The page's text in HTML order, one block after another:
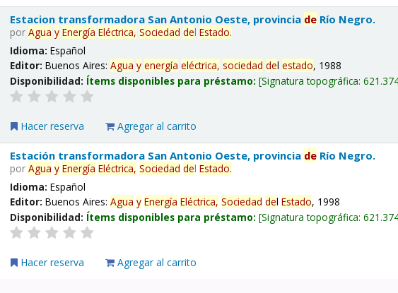
Estacion transformadora San Antonio Oeste, provincia de Río Negro.
porAgua y Energía Eléctrica, Sociedad delEstado.
Idioma:Español
Editor:Buenos Aires:Agua y energía eléctrica, sociedad delestado, 1988
Disponibilidad: Ítems disponibles para préstamo: Signatura topográfica:
Hacer reserva Agregar al carrito
Estación transformadora San Antonio Oeste, provincia de Río Negro.
porAgua y Energía Eléctrica, Sociedad delEstado.
Idioma:Español
Editor:Buenos Aires:Agua y Energía Eléctrica, Sociedad delEstado, 1998
Disponibilidad: Ítems disponibles para préstamo: Signatura topográfica:
Hacer reserva Agregar al carrito